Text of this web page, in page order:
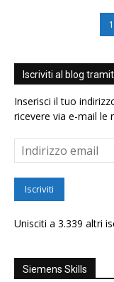
1
Iscriviti al blog
Inserisci il tuo
ricevere via e-mail le
Indirizzo
email
Iscriviti
Unisciti a 3.339 altri
Siemens Skills